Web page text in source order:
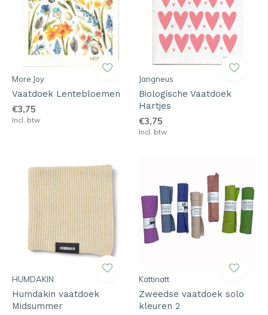
More Joy
Vaatdoek Lentebloemen
€3,75
Incl. btw
Jangneus
Biologische Vaatdoek
Hartjes
€3,75
Incl. btw
HUMDAKIN
Humdakin vaatdoek
Midsummer
Kattinatt
Zweedse vaatdoek solo
kleuren 2